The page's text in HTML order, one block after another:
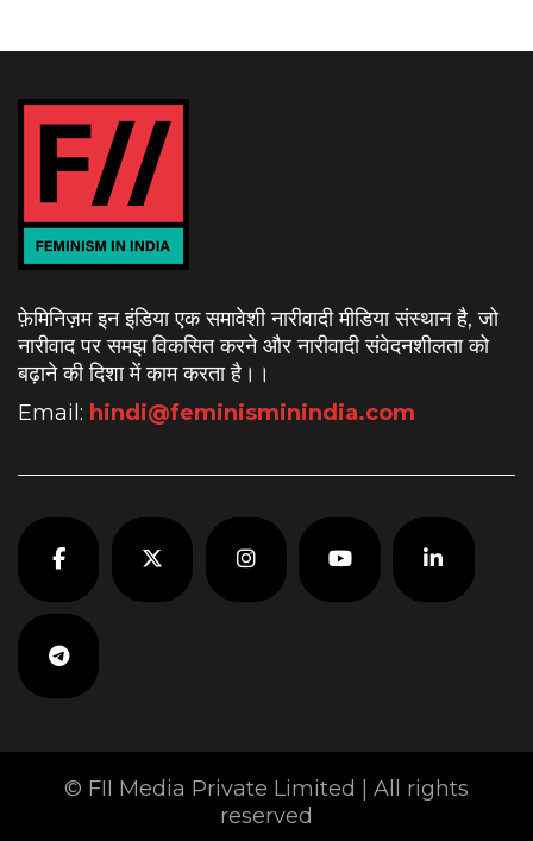
फ़ेमिनिज़म इन इंडिया एक समावेशी नारीवादी मीडिया संस्थान है, जो
नारीवाद पर समझ विकसित करने और नारीवादी संवेदनशीलता को
बढ़ाने की दिशा में काम करता है। ।
Email: hindi@feminisminindia.com
© FII Media Private Limited | All rights
reserved